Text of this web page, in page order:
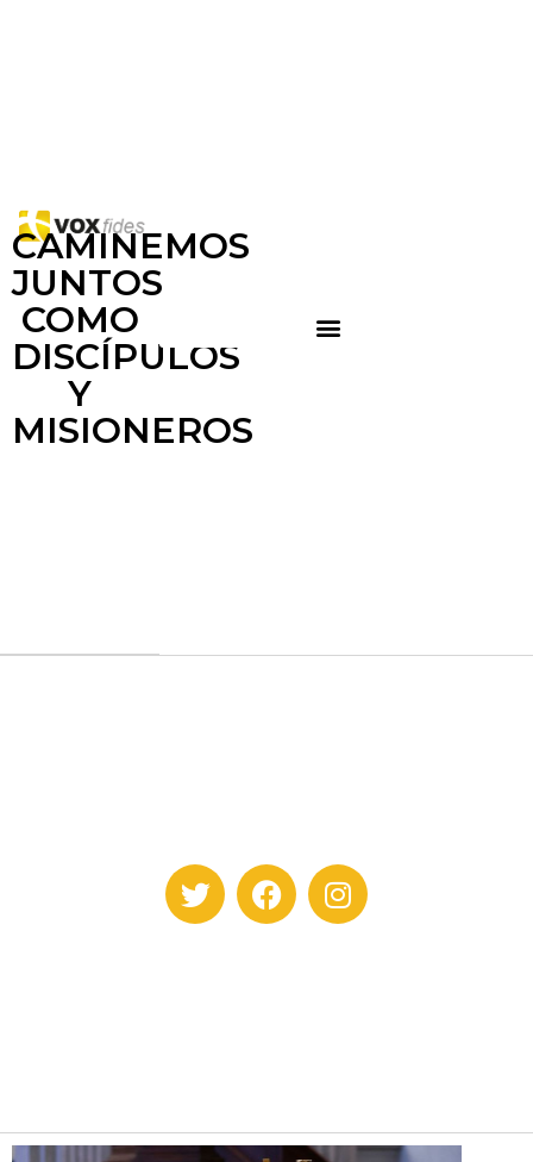
CAMINEMOS
JUNTOS
COMO
DISCÍPULOS
Y
MISIONEROS